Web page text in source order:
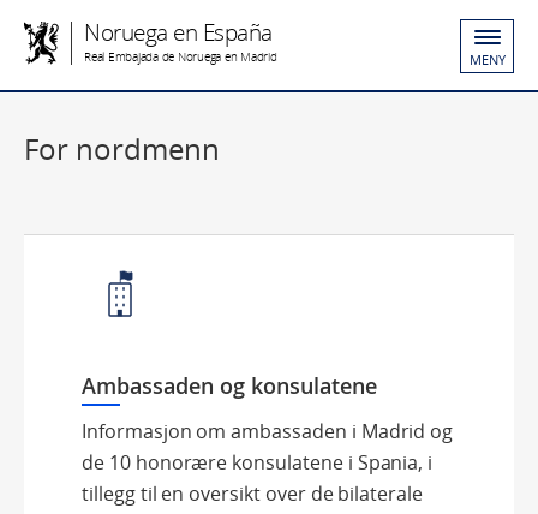
Noruega en España
Real Embajada de Noruega en Madrid MENY
For nordmenn
Ambassaden og konsulatene
Informasjon om ambassaden i Madrid og
de 10 honorære konsulatene i Spania, i
tillegg til en oversikt over de bilaterale